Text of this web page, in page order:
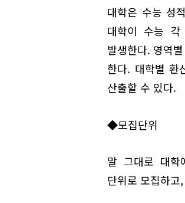
대학은 수능 성
대학이 수능
발생한다. 영역
한다. 대학별 환
산출할 수 있다.
◆모집단위
말 그대로 대학
단위로 모집하